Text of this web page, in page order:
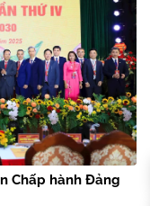
Chấp hành Đảng